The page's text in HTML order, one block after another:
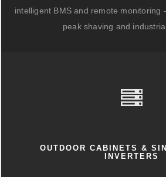
intelligent BMS and remote monitoring
peak shaving and
OUTDOOR CABINETS &
INVERTERS